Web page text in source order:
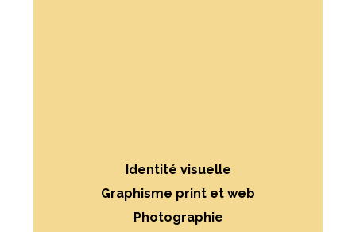
Identité visuelle
Graphisme print et web
Photographie